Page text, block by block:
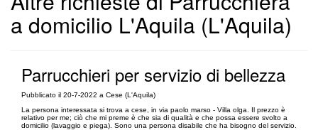
a domicilio L'Aquila (L'Aquila)
Parrucchieri per servizio di bellezza
Pubblicato il 20-7-2022 a Cese (L'Aquila)
La persona interessata si trova a cese, in via paolo marso - Villa olga. Il prezzo è
relativo per me; ciò che mi preme è che sia di qualità e che possa essere svolto a
domicilio (lavaggio e piega). Sono una persona disabile che ha bisogno del servizio.